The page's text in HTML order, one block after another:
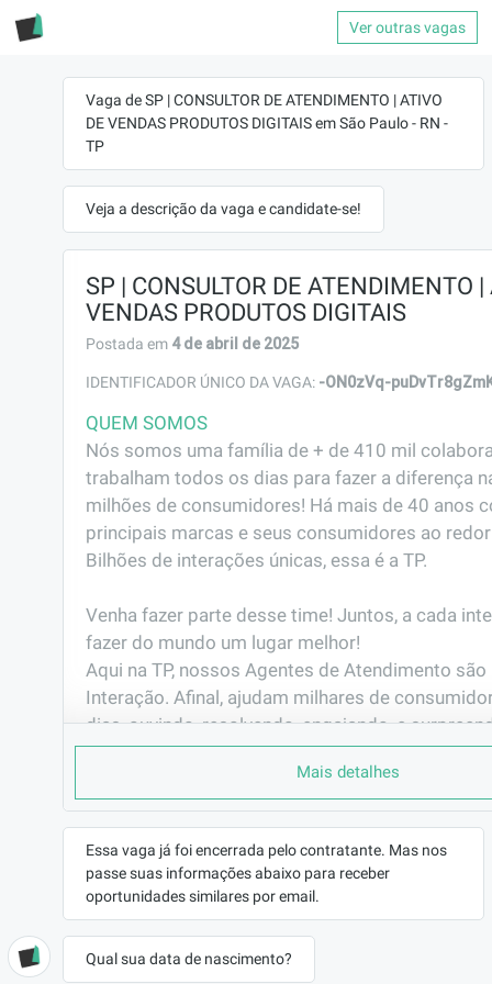
Ver outras vagas
Vaga de SP | CONSULTOR DE ATENDIMENTO | ATIVO
DE VENDAS PRODUTOS DIGITAIS em São Paulo - RN -
TP
Veja a descrição da vaga e candidate-se!
SP | CONSULTOR DE ATENDIMENTO |
VENDAS PRODUTOS DIGITAIS
Postada em 4 de abril de 2025
IDENTIFICADOR ÚNICO DA VAGA: -ON0zVq-
QUEM SOMOS
Nós somos uma família de + de 410 mil
trabalham todos os dias para fazer a diferença
milhões de consumidores! Há mais de 40 anos
principais marcas e seus consumidores ao
Bilhões de interações únicas, essa é a TP.
Venha fazer parte desse time! Juntos, a cada
fazer do mundo um lugar melhor!
Aqui na TP, nossos Agentes de Atendimento
Interação. Afinal, ajudam milhares de
dias, ouvindo, resolvendo, engajando, e
interação.
PORQUE TRABALHAR AQUI
Você já pensou em fazer parte de uma das
do mundo?
Já pensou em representar grandes marcas de
seguimentos e muitas delas são as que mais
mercado? Gosta de  tecnologia e inovação?
E ainda ter plano de carreira com possibilidade
Mais detalhes
Essa vaga já foi encerrada pelo contratante. Mas nos
passe suas informações abaixo para receber
oportunidades similares por email.
Qual sua data de nascimento?